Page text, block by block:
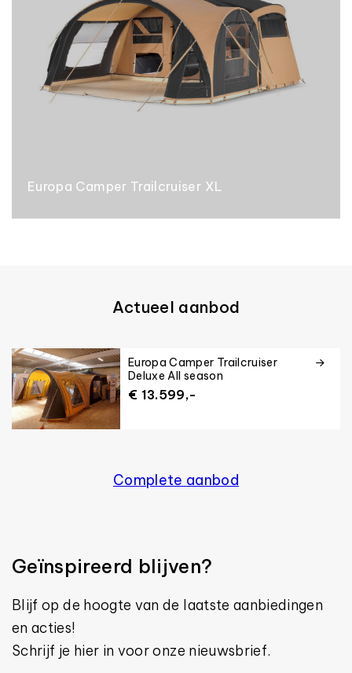
Europa Camper Trailcruiser XL
Actueel aanbod
Europa Camper Trailcruiser
Deluxe All season
€ 13.599,-
Complete aanbod
Geïnspireerd blijven?
Blijf op de hoogte van de laatste aanbiedingen
en acties!
Schrijf je hier in voor onze nieuwsbrief.